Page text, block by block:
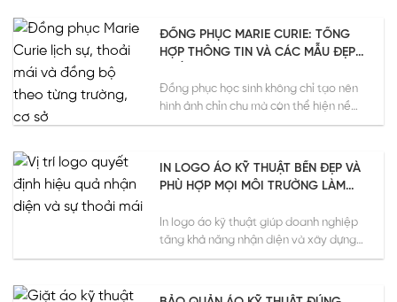
ĐỒNG PHỤC MARIE CURIE: TỔNG
HỢP THÔNG TIN VÀ CÁC MẪU ĐẸP
Đồng phục học sinh không chỉ tạo nên
hình ảnh chỉn chu mà còn thể hiện nề
nếp,...
IN LOGO ÁO KỸ THUẬT BỀN ĐẸP VÀ
PHÙ HỢP MỌI MÔI TRƯỜNG LÀM
In logo áo kỹ thuật giúp doanh nghiệp
tăng khả năng nhận diện và xây dựng
hình ảnh...